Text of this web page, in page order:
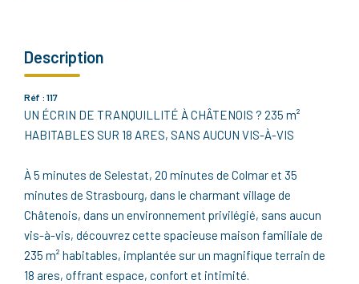
Description
Réf : 117
UN ÉCRIN DE TRANQUILLITÉ À CHÂTENOIS ? 235 m²
HABITABLES SUR 18 ARES, SANS AUCUN VIS-À-VIS
À 5 minutes de Selestat, 20 minutes de Colmar et 35
minutes de Strasbourg, dans le charmant village de
Châtenois, dans un environnement privilégié, sans aucun
vis-à-vis, découvrez cette spacieuse maison familiale de
235 m² habitables, implantée sur un magnifique terrain de
18 ares, offrant espace, confort et intimité.